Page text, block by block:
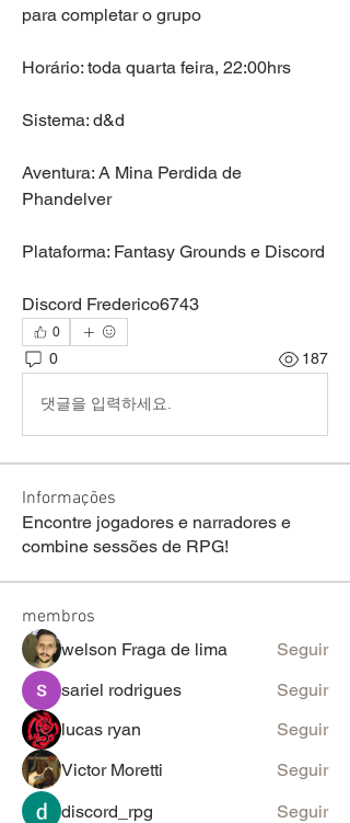
para completar o grupo
Horário: toda quarta feira, 22:00hrs
Sistema: d&d
Aventura: A Mina Perdida de
Phandelver
Plataforma: Fantasy Grounds e Discord
Discord Frederico6743
0
0 187
댓글을 입력하세요.
Informações
Encontre jogadores e narradores e
combine sessões de RPG!
membros
welson Fraga de lima
Seguir
sariel rodrigues
Seguir
lucas ryan
Seguir
Victor Moretti
Seguir
discord_rpg
Seguir